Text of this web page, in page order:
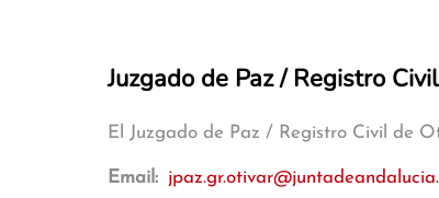
Juzgado de Paz / Registro
El Juzgado de Paz / Registro Civil de
Email: